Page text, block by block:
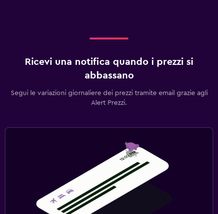
Ricevi una notifica quando i prezzi si
abbassano
Segui le variazioni giornaliere dei prezzi tramite email grazie agli
Alert Prezzi.